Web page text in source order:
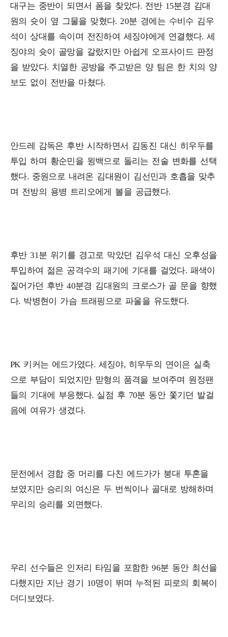
대구는 중반이 되면서 폼을 찾았다. 전반 15분경 김대
원의 슛이 옆 그물을 맞혔다. 20분 경에는 수비수 김우
석이 상대를 속이며 전진하여 세징야에게 연결했다. 세
징야의 슛이 골망을 갈랐지만 아쉽게 오프사이드 판정
을 받았다. 치열한 공방을 주고받은 양 팀은 한 치의 양
보도 없이 전반을 마쳤다.
안드레 감독은 후반 시작하면서 김동진 대신 히우두를
투입 하며 황순민을 윙백으로 돌리는 전술 변화를 선택
했다. 중원으로 내려온 김대원이 김선민과 호흡을 맞추
며 전방의 용병 트리오에게 볼을 공급했다.
후반 31분 위기를 경고로 막았던 김우석 대신 오후성을
투입하여 젊은 공격수의 패기에 기대를 걸었다. 패색이
짙어가던 후반 40분경 김대원의 크로스가 골 문을 향했
다. 박병현이 가슴 트래핑으로 파울을 유도했다.
PK 키커는 에드가였다. 세징야, 히우두의 연이은 실축
으로 부담이 되었지만 맏형의 품격을 보여주며 원정팬
들의 기대에 부응했다. 실점 후 70분 동안 쫓기던 발걸
음에 여유가 생겼다.
문전에서 경합 중 머리를 다친 에드가가 붕대 투혼을
보였지만 승리의 여신은 두 번씩이나 골대로 방해하며
우리의 승리를 외면했다.
우리 선수들은 인저리 타임을 포함한 96분 동안 최선을
다했지만 지난 경기 10명이 뛰며 누적된 피로의 회복이
더디보였다.